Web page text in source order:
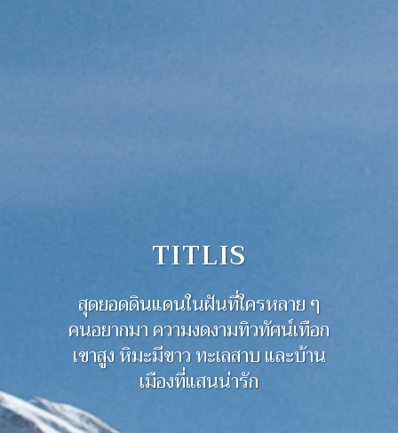
TITLIS
สุดยอดดินแดนในฝันที่ใครหลาย ๆ
คนอยากมา ความงดงามทิวทัศน์เทือก
เขาสูง หิมะมีขาว ทะเลสาบ และบ้าน
เมืองที่แสนน่ารัก